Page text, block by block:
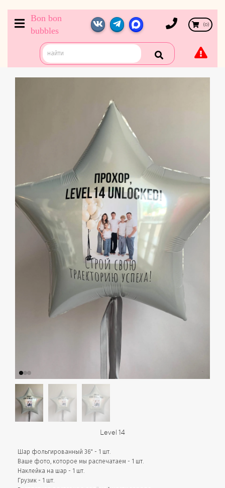
Bon bon
bubbles
(0)
Level 14
Шар фольгированный 36" - 1 шт.
Ваше фото, которое мы распечатаем - 1 шт.
Наклейка на шар - 1 шт.
Грузик - 1 шт.